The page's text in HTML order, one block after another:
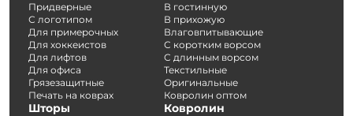
Придверные
С логотипом
Для примерочных
Для хоккеистов
Для лифтов
Для офиса
Грязезащитные
Печать на коврах
В гостинную
В прихожую
Влаговпитывающие
С коротким ворсом
С длинным ворсом
Текстильные
Оригинальные
Ковролин оптом
Шторы
Ковролин